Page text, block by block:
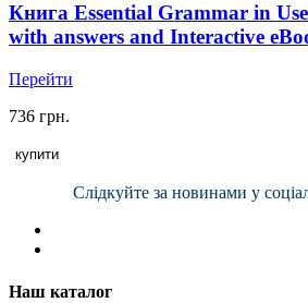
Книга Essential Grammar in
with answers and Interactive
Перейти
736 грн.
купити
Слідкуйте за новинами у
Наш каталог